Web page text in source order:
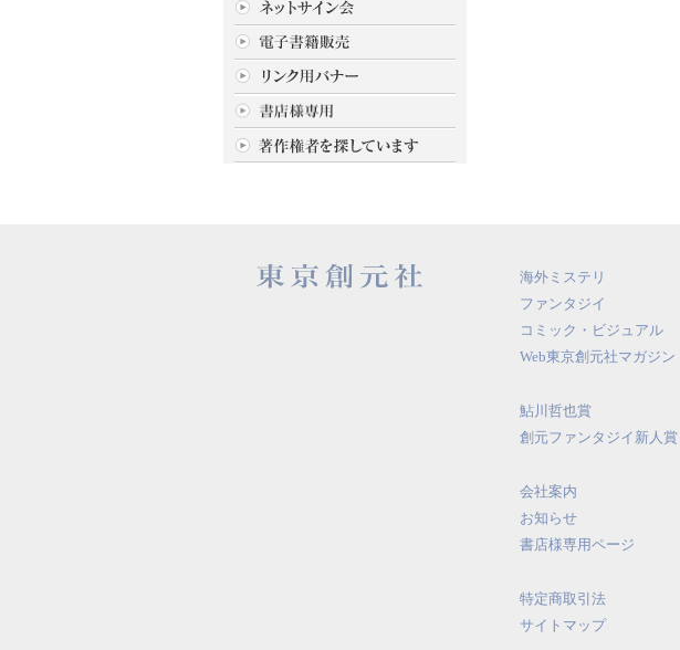
海外ミステリ
ファンタジイ
コミック・ビジュアル
Web東京創元社マガジン
鮎川哲也賞
創元ファンタジイ新人賞
会社案内
お知らせ
書店様専用ページ
特定商取引法
サイトマップ